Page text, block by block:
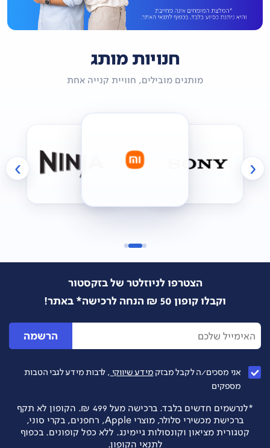
חנויות מותג
מותגים מובילים, חוויית קנייה אחת
‹
›
הצטרפו לניוזלטר של בזקסטור
וקבלו קופון 50 ₪ הנחה לרכישה* באתר!
הרשמה
אני מסכים/ה לקבל מבזק מידע שיווקי , לרבות מידע לגבי הטבות
מספקים
*לנרשמים חדשים בלבד. ברכישה מעל 499 ₪. הקופון לא תקף
ברכישת מכשירי סלולר, מוצרי Apple, רחפנים, בקרי סוני,
קטגורית מציאון וקונסולות גיימינג. ללא כפל קופונים. בכפוף
לתנאי הקופון.